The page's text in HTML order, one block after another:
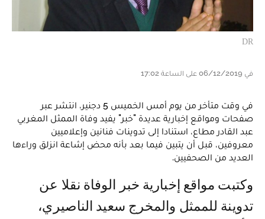
DR
في 06/12/2019 على الساعة 17:02
في وقت متأخر من يوم أمس الخميس 5 دجنير، انتشر عبر
صفحات ومواقع إخبارية عديدة "خبر" يفيد وفاة الممثل المغربي
عبد القادر مطاع، استنادا إلى تدوينات فنانين وإعلاميين
معروفين، قبل أن يتبين فيما بعد بأنه محض إشاعة انزلق وراءها
العديد من الصحفيين.
وكتبت مواقع إخبارية خبر الوفاة نقلا عن
تدوينة للممثل والمخرج سعيد الناصيري،